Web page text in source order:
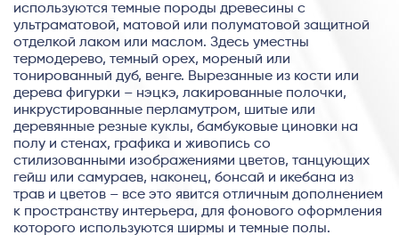
используются темные породы древесины с
ультраматовой, матовой или полуматовой защитной
отделкой лаком или маслом. Здесь уместны
термодерево, темный орех, мореный или
тонированный дуб, венге. Вырезанные из кости или
дерева фигурки – нэцкэ, лакированные полочки,
инкрустированные перламутром, шитые или
деревянные резные куклы, бамбуковые циновки на
полу и стенах, графика и живопись со
стилизованными изображениями цветов, танцующих
гейш или самураев, наконец, бонсай и икебана из
трав и цветов – все это явится отличным дополнением
к пространству интерьера, для фонового оформления
которого используются ширмы и темные полы.